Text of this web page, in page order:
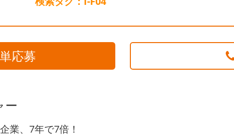
応募
ー
業、7年で7倍！